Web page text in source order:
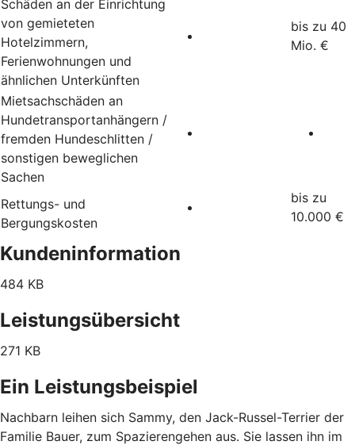
Schäden an der Einrichtung
von gemieteten
Hotelzimmern,
Ferienwohnungen und
ähnlichen Unterkünften
bis zu 40
Mio. €
Mietsachschäden an
Hundetransportanhängern /
fremden Hundeschlitten /
sonstigen beweglichen
Sachen
Rettungs- und
Bergungskosten
bis zu
10.000 €
Kundeninformation
484 KB
Leistungsübersicht
271 KB
Ein Leistungsbeispiel
Nachbarn leihen sich Sammy, den Jack-Russel-Terrier der
Familie Bauer, zum Spazierengehen aus. Sie lassen ihn im